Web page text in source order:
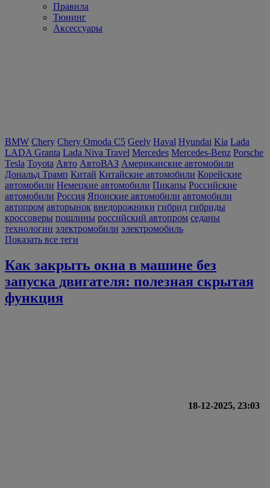
Правила
Тюнинг
Аксессуары
BMW Chery Chery Omoda C5 Geely Haval Hyundai Kia Lada
LADA Granta Lada Niva Travel Mercedes Mercedes-Benz Porsche
Tesla Toyota Авто АвтоВАЗ Американские автомобили
Дональд Трамп Китай Китайские автомобили Корейские
автомобили Немецкие автомобили Пикапы Российские
автомобили Россия Японские автомобили автомобили
автопром авторынок внедорожники гибрид гибриды
кроссоверы пошлины российский автопром седаны
технологии электромобили электромобиль
Показать все теги
Как закрыть окна в машине без
запуска двигателя: полезная скрытая
функция
18-12-2025, 23:03